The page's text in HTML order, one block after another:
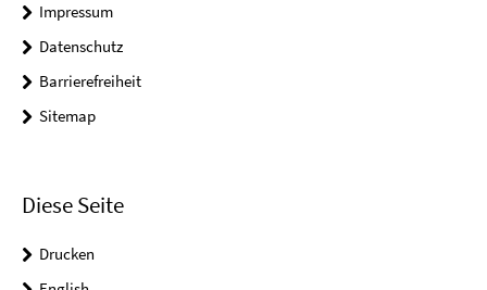
Impressum
Datenschutz
Barrierefreiheit
Sitemap
Diese Seite
Drucken